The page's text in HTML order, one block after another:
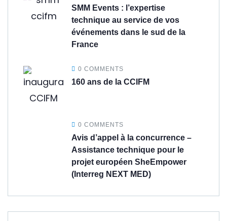
SMM Events : l’expertise
technique au service de vos
événements dans le sud de la
France
0 COMMENTS
160 ans de la CCIFM
0 COMMENTS
Avis d’appel à la concurrence –
Assistance technique pour le
projet européen SheEmpower
(Interreg NEXT MED)